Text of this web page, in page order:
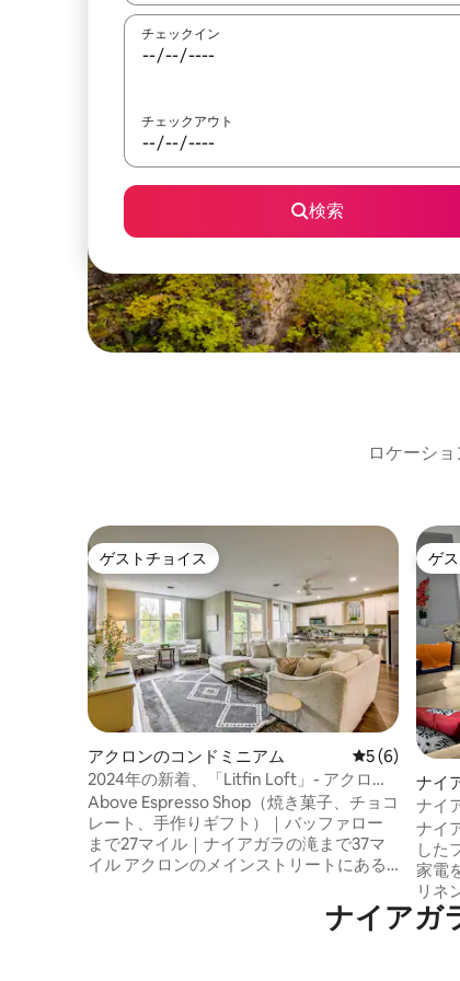
チェックイン
チェックアウト
検索
ロケーシ
ゲストチョイス
ゲストチョイス
アクロンのコンドミニアム レビュー6件
5 (6)
2024年の新着、「Litfin Loft」- アクロン
の村
Above Espresso Shop（焼き菓子、チョコ
レート、手作りギフト）｜バッファロー
まで27マイル｜ナイアガラの滝まで37マ
イル アクロンのメインストリートにある
見してください。カップル、少人数のご
家族、出張のお客様に最適です。バッフ
ゲ
ゲ
ナイ
アム
ナイ
にあ
ナイ
したフラット
家電
リネ
息の
備わってい
ナイアガ